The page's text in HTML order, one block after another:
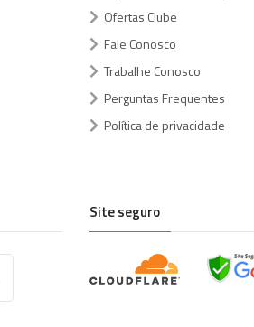
Ofertas Clube
Fale Conosco
Trabalhe Conosco
Perguntas Frequentes
Política de privacidade
Site seguro